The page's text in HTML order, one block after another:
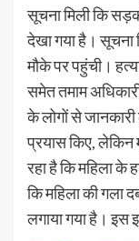
सूचना मिली कि
देखा गया है। सूचना
मौके पर पहुंची।
समेत तमाम
के लोगों से
प्रयास किए, लेकिन
रहा है कि महिला के
कि महिला की गला
लगाया गया है। इस